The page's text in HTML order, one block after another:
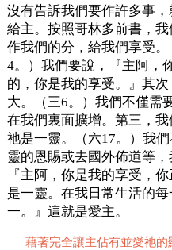
沒有告訴我們要作許多事
給主。按照哥林多前書，
作我們的分，給我們享受
4。）我們要說，『主阿，
的，你是我的享受。』其
大。（三6。）我們不僅需
在我們裏面擴增。第三，
祂是一靈。（六17。）我
靈的恩賜或去國外佈道等
『主阿，你是我的享受，
是一靈。在我日常生活的
一。』這就是愛主。
藉著完全讓主佔有並愛祂的